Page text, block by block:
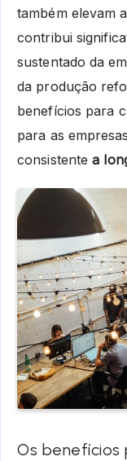
também elevam
contribui
sustentado da
da produção
benefícios para
para as
consistentea
Os benefícios